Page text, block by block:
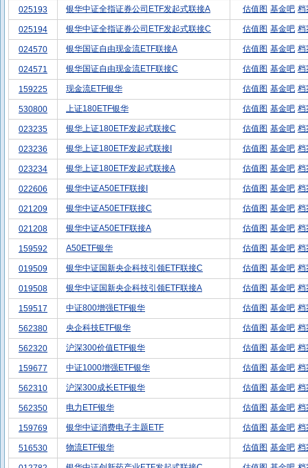
025193 银华中证全指证券公司ETF发起式联接A 估值图 基金吧 档
025194 银华中证全指证券公司ETF发起式联接C 估值图 基金吧 档
024570 银华国证自由现金流ETF联接A 估值图 基金吧 档
024571 银华国证自由现金流ETF联接C 估值图 基金吧 档
159225 现金流ETF银华 估值图 基金吧 档
530800 上证180ETF银华 估值图 基金吧 档
023235 银华上证180ETF发起式联接C 估值图 基金吧 档
023236 银华上证180ETF发起式联接I 估值图 基金吧 档
023234 银华上证180ETF发起式联接A 估值图 基金吧 档
022606 银华中证A50ETF联接I 估值图 基金吧 档
021209 银华中证A50ETF联接C 估值图 基金吧 档
021208 银华中证A50ETF联接A 估值图 基金吧 档
159592 A50ETF银华 估值图 基金吧 档
019509 银华中证国新央企科技引领ETF联接C 估值图 基金吧 档
019508 银华中证国新央企科技引领ETF联接A 估值图 基金吧 档
159517 中证800增强ETF银华 估值图 基金吧 档
562380 央企科技ETF银华 估值图 基金吧 档
562320 沪深300价值ETF银华 估值图 基金吧 档
159677 中证1000增强ETF银华 估值图 基金吧 档
562310 沪深300成长ETF银华 估值图 基金吧 档
562350 电力ETF银华 估值图 基金吧 档
159769 银华中证消费电子主题ETF 估值图 基金吧 档
516530 物流ETF银华 估值图 基金吧 档